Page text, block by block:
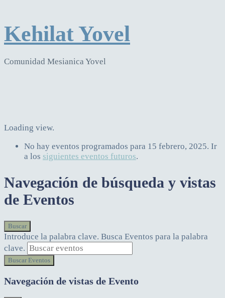
Kehilat Yovel
Comunidad Mesianica Yovel
Loading view.
No hay eventos programados para 15 febrero, 2025. Ir
a los siguientes eventos futuros.
Navegación de búsqueda y vistas
de Eventos
Buscar
Introduce la palabra clave. Busca Eventos para la palabra
clave.
Buscar Eventos
Navegación de vistas de Evento